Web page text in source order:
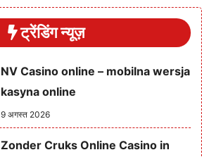
ट्रेंडिंग न्यूज़
NV Casino online – mobilna wersja
kasyna online
9 अगस्त 2026
Zonder Cruks Online Casino in